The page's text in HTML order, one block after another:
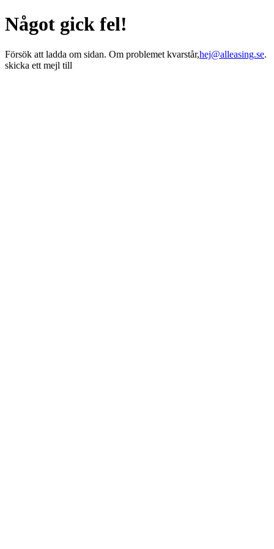
Något gick fel!
Försök att ladda om sidan. Om problemet kvarstår,hej@alleasing.se.
skicka ett mejl till